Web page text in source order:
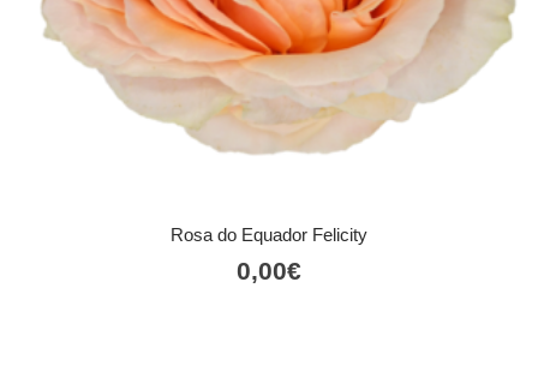
Rosa do Equador Felicity
0,00€